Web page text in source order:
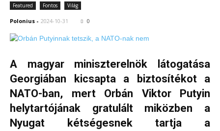
Featured Fontos Világ
Polonius - 2024-10-31 0
A magyar miniszterelnök látogatása
Georgiában kicsapta a biztosítékot a
NATO-ban, mert Orbán Viktor Putyin
helytartójának gratulált miközben a
Nyugat kétségesnek tartja a